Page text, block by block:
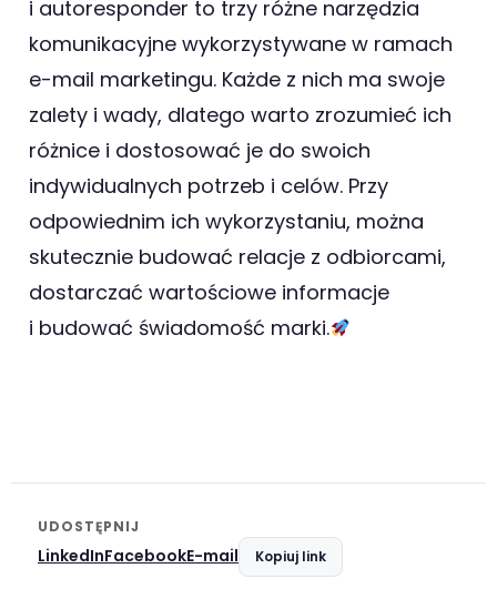
i autoresponder to trzy różne narzędzia
komunikacyjne wykorzystywane w ramach
e-mail marketingu. Każde z nich ma swoje
zalety i wady, dlatego warto zrozumieć ich
różnice i dostosować je do swoich
indywidualnych potrzeb i celów. Przy
odpowiednim ich wykorzystaniu, można
skutecznie budować relacje z odbiorcami,
dostarczać wartościowe informacje
i budować świadomość marki.
UDOSTĘPNIJ
LinkedInFacebookE-mail Kopiuj link